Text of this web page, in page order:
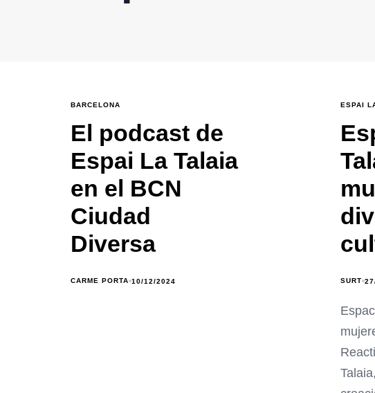
BARCELONA
El podcast de
Espai La Talaia
en el BCN
Ciudad
Diversa
CARME PORTA 10/12/2024
ESPAI
SURT